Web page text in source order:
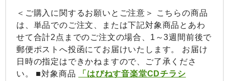
＜ご購入に関するお願いとご注意＞ こちらの商品
は、単品でのご注文、または下記対象商品とあわ
せて合計2点までのご注文の場合、1～3週間前後で
郵便ポストへ投函にてお届けいたします。 お届け
日時の指定はできかねますので、ご了承くださ
い。 ■対象商品
「はぴねす音楽堂CDチラシ